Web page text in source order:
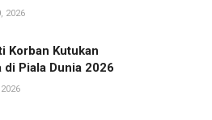
2026
Korban Kutukan
di Piala Dunia 2026